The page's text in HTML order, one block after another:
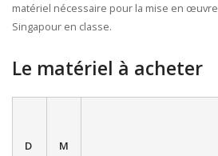
matériel nécessaire pour la mise en
Singapour en classe.
Le matériel à acheter
D
M